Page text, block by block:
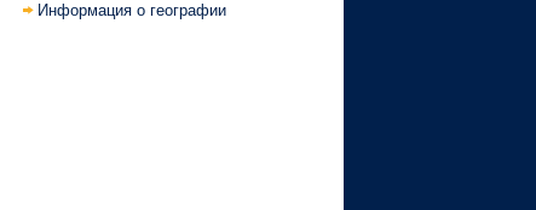
Информация о географии